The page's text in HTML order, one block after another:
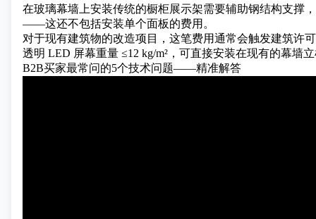
在玻璃幕墙上安装传统的橱柜展示架需要辅助钢结构支撑
——这还不包括安装单个面板的费用。
对于现有建筑物的改造项目，这笔费用通常会触发建筑许
透明 LED 屏幕重量 ≤12 kg/m²，可直接安装在现有的幕墙
B2B买家最常问的5个技术问题——精准解答